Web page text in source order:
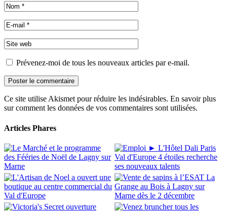
Prévenez-moi de tous les nouveaux articles par e-mail.
Ce site utilise Akismet pour réduire les indésirables. En savoir plus
sur comment les données de vos commentaires sont utilisées.
Articles Phares